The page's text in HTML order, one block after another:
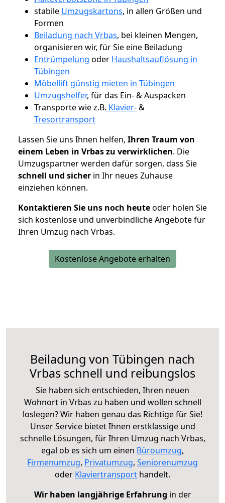
stabile Umzugskartons, in allen Größen und
Formen
Beiladung nach Vrbas, bei kleinen Mengen,
organisieren wir, für Sie eine Beiladung
Entrümpelung oder Haushaltsauflösung in
Tübingen
Möbellift günstig mieten in Tübingen
Umzugshelfer, für das Ein- & Auspacken
Transporte wie z.B. Klavier-&
Tresortransport
Lassen Sie uns Ihnen helfen, Ihren Traum von
einem Leben in Vrbas zu verwirklichen. Die
Umzugspartner werden dafür sorgen, dass Sie
schnell und sicher in Ihr neues Zuhause
einziehen können.
Kontaktieren Sie uns noch heuteoder holen Sie
sich kostenlose und unverbindliche Angebote für
Ihren Umzug nach Vrbas.
Kostenlose Angebote erhalten
Beiladung von Tübingen nach
Vrbas schnell und reibungslos
Sie haben sich entschieden, Ihren neuen
Wohnort in Vrbas zu haben und wollen schnell
loslegen? Wir haben genau das Richtige für Sie!
Unser Service bietet Ihnen erstklassige und
schnelle Lösungen, für Ihren Umzug nach Vrbas,
egal ob es sich um einen Büroumzug,
Firmenumzug, Privatumzug, Seniorenumzug
oder Klaviertransport handelt.
Wir haben langjährige Erfahrung in der